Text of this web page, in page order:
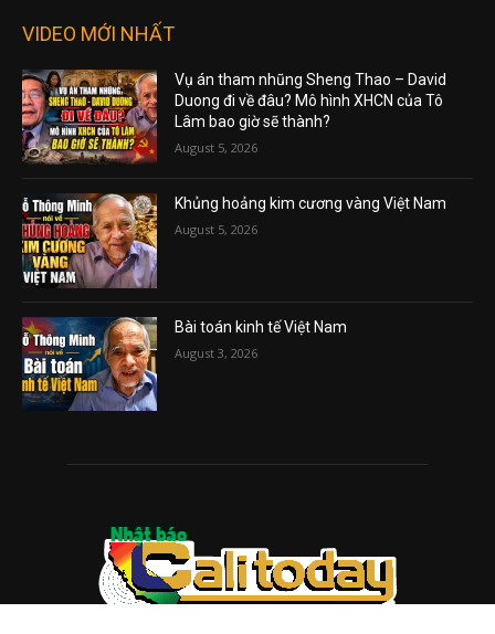
VIDEO MỚI NHẤT
Vụ án tham nhũng Sheng Thao – David
Duong đi về đâu? Mô hình XHCN của Tô
Lâm bao giờ sẽ thành?
August 5, 2026
Khủng hoảng kim cương vàng Việt Nam
August 5, 2026
Bài toán kinh tế Việt Nam
August 3, 2026